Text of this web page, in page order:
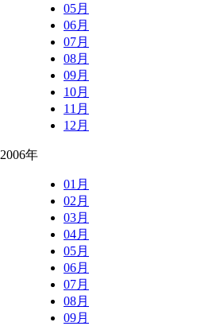
05月
06月
07月
08月
09月
10月
11月
12月
2006年
01月
02月
03月
04月
05月
06月
07月
08月
09月